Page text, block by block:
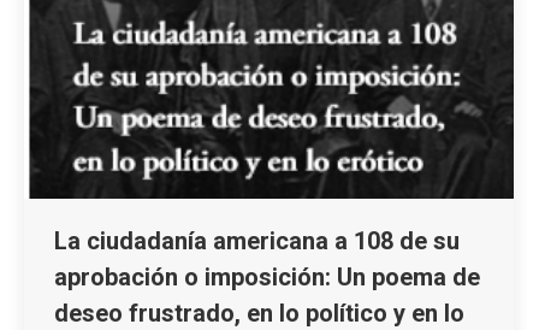
La ciudadanía americana a 108 de su
aprobación o imposición: Un poema de
deseo frustrado, en lo político y en lo